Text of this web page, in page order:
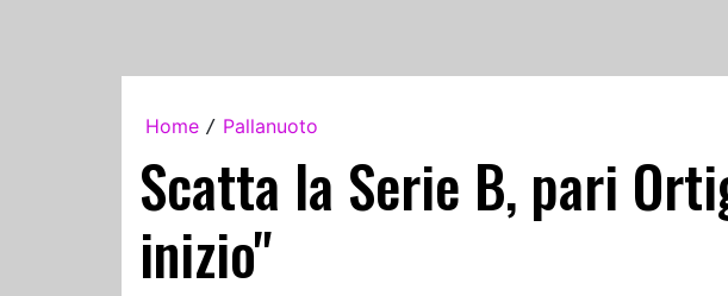
Home / Pallanuoto
Scatta la Serie B, pari
inizio"